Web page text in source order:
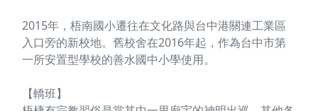
2015年，梧南國小遷往在文化路與台中港關連工業區
入口旁的新校地。舊校舍在2016年起，作為台中市第
一所安置型學校的善水國中小學使用。
【轎班】